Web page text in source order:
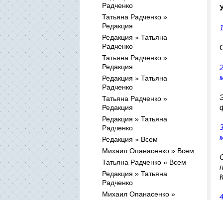
Радченко
Татьяна Радченко »
Редакция
Редакция » Татьяна
Радченко
Татьяна Радченко »
Редакция
Редакция » Татьяна
Радченко
Татьяна Радченко »
Редакция
Редакция » Татьяна
Радченко
Редакция » Всем
Михаил Опанасенко » Всем
Татьяна Радченко » Всем
Редакция » Татьяна
Радченко
Михаил Опанасенко »